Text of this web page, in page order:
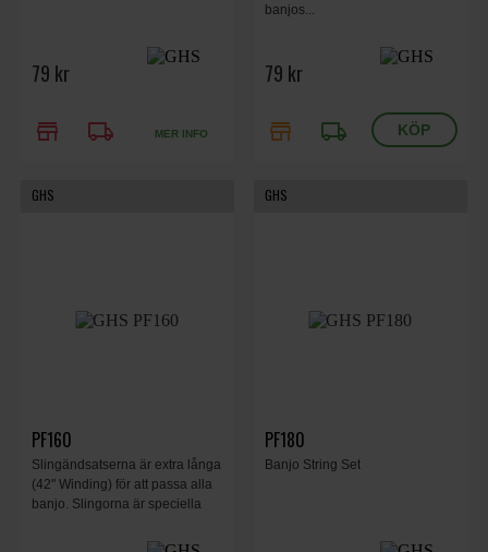
79 kr
store local_shipping MER INFO
banjos...
79 kr
store local_shipping
GHS
PF160
Slingändsatserna är extra långa
(42" Winding) för att passa alla
banjo. Slingorna är speciella
GHS
PF180
Banjo String Set